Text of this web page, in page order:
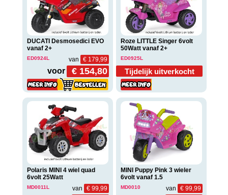
DUCATI Desmosedici EVO
vanaf 2+
€ 179,99
van
€ 154,80
voor
ED0924L
Roze LITTLE Singer 6volt
50Watt vanaf 2+
ED0925L
Tijdelijk uitverkocht
Polaris MINI 4 wiel quad
6volt 25Watt
€ 99,99
van
MD0011L
MINI Puppy Pink 3 wieler
6volt vanaf 1.5
€ 99,99
van
MD0010